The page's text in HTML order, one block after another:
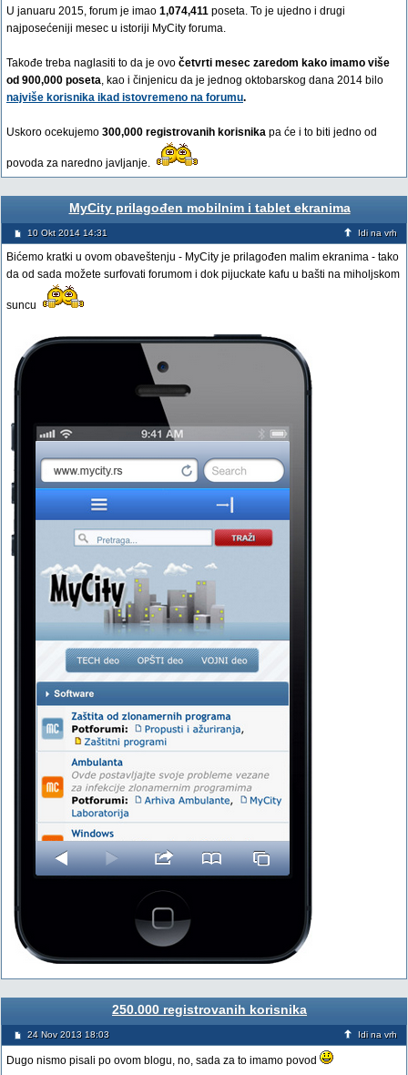
U januaru 2015, forum je imao 1,074,411 poseta. To je ujedno i drugi
najposećeniji mesec u istoriji MyCity foruma.
Takođe treba naglasiti to da je ovo četvrti mesec zaredom kako imamo više
od 900,000 poseta, kao i činjenicu da je jednog oktobarskog dana 2014 bilo
najviše korisnika ikad istovremeno na forumu.
Uskoro ocekujemo 300,000 registrovanih korisnika pa će i to biti jedno od
povoda za naredno javljanje.
MyCity prilagođen mobilnim i tablet ekranima
10 Okt 2014 14:31 Idi na vrh
Bićemo kratki u ovom obaveštenju - MyCity je prilagođen malim ekranima - tako
da od sada možete surfovati forumom i dok pijuckate kafu u bašti na miholjskom
suncu
250.000 registrovanih korisnika
24 Nov 2013 18:03 Idi na vrh
Dugo nismo pisali po ovom blogu, no, sada za to imamo povod